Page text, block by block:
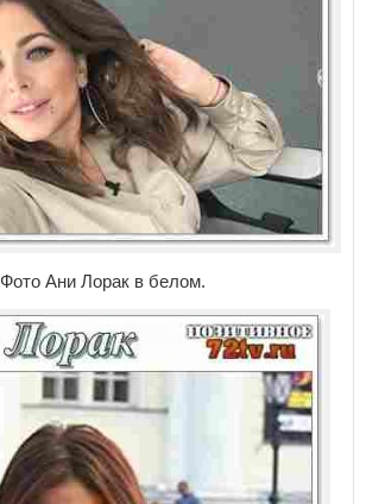
Фото Ани Лорак в белом.